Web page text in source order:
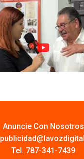
Anuncie Con Nosotros
Tel. 787-341-7439